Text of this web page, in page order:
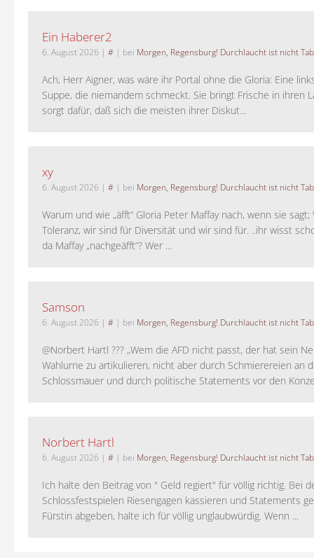
Ein Haberer2
6. August 2026 | # | bei Morgen, Regensburg! Durchlaucht ist nicht
Ach, Herr Aigner, was wäre ihr Portal ohne die Gloria: Eine
Suppe, die niemandem schmeckt. Sie bringt Frische in ihren
sorgt dafür, daß sich die meisten ihrer Diskut...
xy
6. August 2026 | # | bei Morgen, Regensburg! Durchlaucht ist nicht
Warum und wie „äfft“ Gloria Peter Maffay nach, wenn sie
Toleranz, wir sind für Diversität und wir sind für. ..ihr wisst
da Maffay „nachgeäfft“? Wer ...
Samson
6. August 2026 | # | bei Morgen, Regensburg! Durchlaucht ist nicht
@Norbert Hartl ??? „Wem die AFD nicht passt, der hat sein
Wahlurne zu artikulieren, nicht aber durch Schmierereien an
Schlossmauer und durch politische Statements vor den
Norbert Hartl
6. August 2026 | # | bei Morgen, Regensburg! Durchlaucht ist nicht
Ich halte den Beitrag von " Geld regiert" für völlig richtig. Bei
Schlossfestspielen Riesengagen kassieren und Statements
Fürstin abgeben, halte ich für völlig unglaubwürdig. Wenn ...